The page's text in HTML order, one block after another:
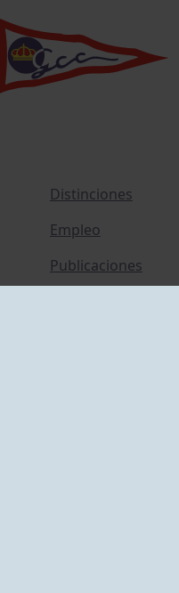
Distinciones
Empleo
Publicaciones